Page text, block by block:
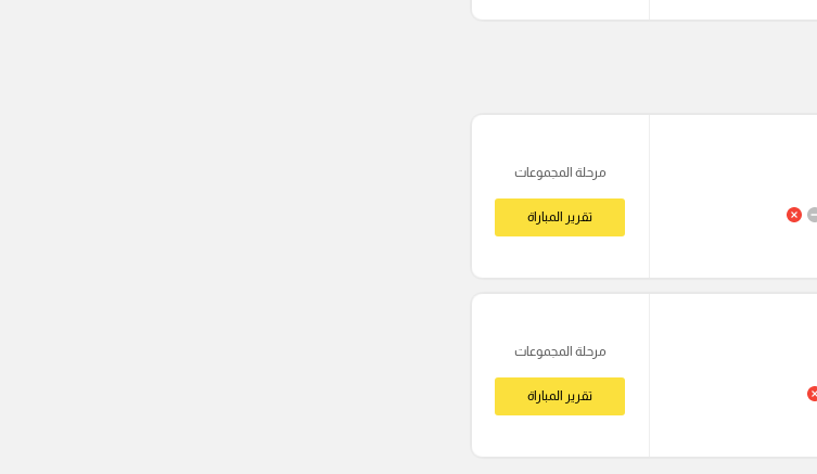
مرحلة المجموعات
تقرير المباراة
مرحلة المجموعات
تقرير المباراة